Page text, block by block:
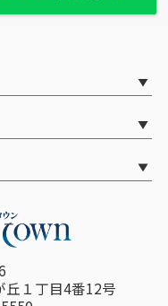
丘１丁目4番12号